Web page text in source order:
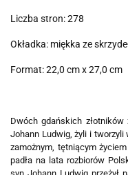
Liczba stron: 278
Okładka: miękka ze
Format: 22,0 cm x 27,0 cm
Dwóch gdań­skich
Johann Ludwig, żyli i two­rzyli
zamoż­nym, tęt­nią­cym
pa­dła na lata roz­bio­rów